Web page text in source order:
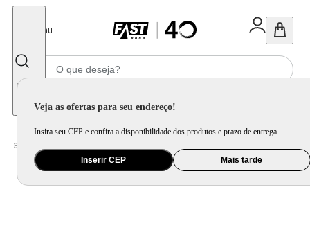
Menu
Veja as ofertas para seu endereço!
Insira seu CEP e confira a disponibilidade dos produtos e prazo de entrega.
Inserir CEP Mais tarde
Home